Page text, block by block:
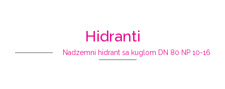
Hidranti
Nadzemni hidrant sa kuglom DN 80 NP 10-16